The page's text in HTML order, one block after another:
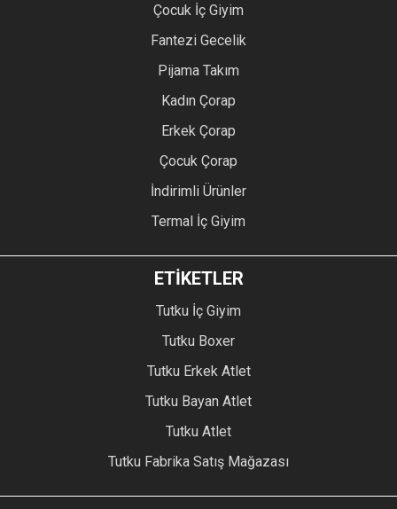
Çocuk İç Giyim
Fantezi Gecelik
Pijama Takım
Kadın Çorap
Erkek Çorap
Çocuk Çorap
İndirimli Ürünler
Termal İç Giyim
ETİKETLER
Tutku İç Giyim
Tutku Boxer
Tutku Erkek Atlet
Tutku Bayan Atlet
Tutku Atlet
Tutku Fabrika Satış Mağazası